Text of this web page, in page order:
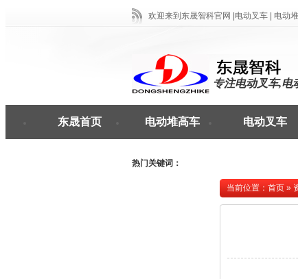
欢迎来到东晟智科官网 | 电动叉车 | 电动
专注电动叉车,电
东晟首页 电动堆高车 电动叉车
热门关键词：
当前位置： 首页 »